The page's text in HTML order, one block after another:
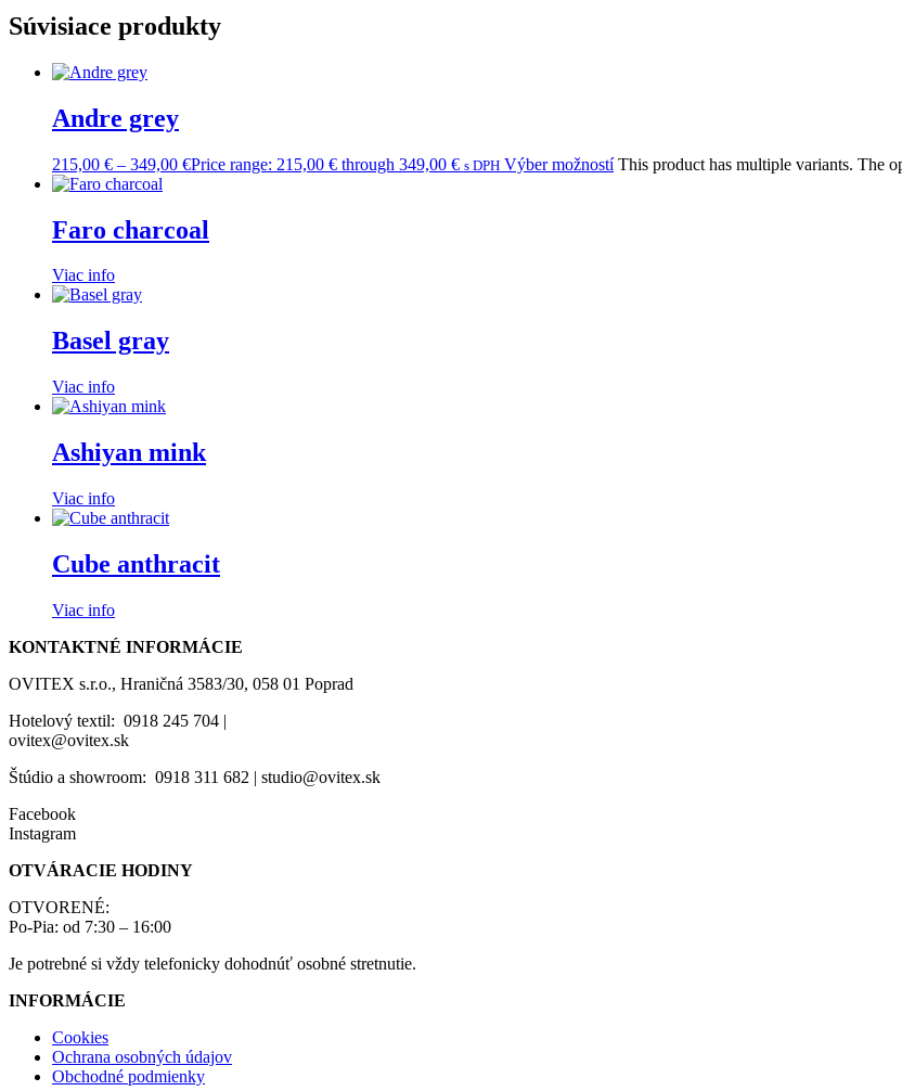
Súvisiace produkty
Andre grey
215,00 € – 349,00 €Price range: 215,00 € through 349,00 € s DPH Výber možností This product has multiple variants. The
Faro charcoal
Viac info
Basel gray
Viac info
Ashiyan mink
Viac info
Cube anthracit
Viac info
KONTAKTNÉ INFORMÁCIE
OVITEX s.r.o., Hraničná 3583/30, 058 01 Poprad
Hotelový textil: 0918 245 704 |
ovitex@ovitex.sk
Štúdio a showroom: 0918 311 682 | studio@ovitex.sk
Facebook
Instagram
OTVÁRACIE HODINY
OTVORENÉ:
Po-Pia: od 7:30 – 16:00
Je potrebné si vždy telefonicky dohodnúť osobné stretnutie.
INFORMÁCIE
Cookies
Ochrana osobných údajov
Obchodné podmienky